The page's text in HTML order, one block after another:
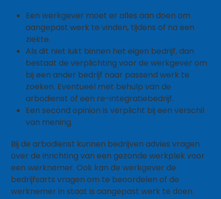
Een werkgever moet er alles aan doen om
aangepast werk te vinden, tijdens of na een
ziekte.
Als dit niet lukt binnen het eigen bedrijf, dan
bestaat de verplichting voor de werkgever om
bij een ander bedrijf naar passend werk te
zoeken. Eventueel met behulp van de
arbodienst of een re-integratiebedrijf.
Een second opinion is verplicht bij een verschil
van mening.
Bij de arbodienst kunnen bedrijven advies vragen
over de inrichting van een gezonde werkplek voor
een werknemer. Ook kan de werkgever de
bedrijfsarts vragen om te beoordelen of de
werknemer in staat is aangepast werk te doen.